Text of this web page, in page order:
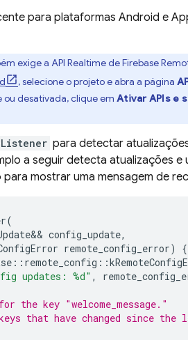
para plataformas Android e
exige a API Realtime deFirebase
, selecione o projeto e abra a página
ou desativada, clique em Ativar APIs e
para detectar
a seguir detecta atualizações e
para mostrar uma mensagem de
(
&& config_update,
remote_config_error)
{
:: remote_config ::
updates: %d" ,
the key "welcome_message."
that have changed since the